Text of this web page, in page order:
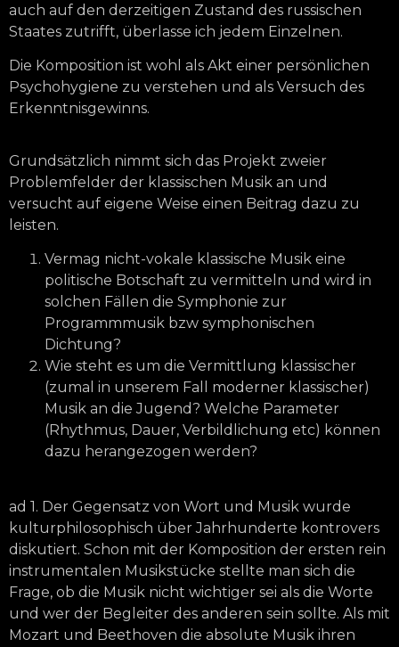
auch auf den derzeitigen Zustand des russischen
Staates zutrifft, überlasse ich jedem Einzelnen.
Die Komposition ist wohl als Akt einer persönlichen
Psychohygiene zu verstehen und als Versuch des
Erkenntnisgewinns.
Grundsätzlich nimmt sich das Projekt zweier
Problemfelder der klassischen Musik an und
versucht auf eigene Weise einen Beitrag dazu zu
leisten.
Vermag nicht-vokale klassische Musik eine
politische Botschaft zu vermitteln und wird in
solchen Fällen die Symphonie zur
Programmmusik bzw symphonischen
Dichtung?
Wie steht es um die Vermittlung klassischer
(zumal in unserem Fall moderner klassischer)
Musik an die Jugend? Welche Parameter
(Rhythmus, Dauer, Verbildlichung etc) können
dazu herangezogen werden?
ad 1. Der Gegensatz von Wort und Musik wurde
kulturphilosophisch über Jahrhunderte kontrovers
diskutiert. Schon mit der Komposition der ersten rein
instrumentalen Musikstücke stellte man sich die
Frage, ob die Musik nicht wichtiger sei als die Worte
und wer der Begleiter des anderen sein sollte. Als mit
Mozart und Beethoven die absolute Musik ihren